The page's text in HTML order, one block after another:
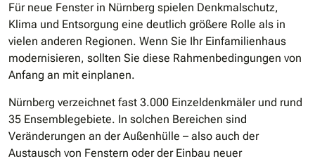
Für neue Fenster in Nürnberg spielen Denkmalschutz,
Klima und Entsorgung eine deutlich größere Rolle als in
vielen anderen Regionen. Wenn Sie Ihr Einfamilienhaus
modernisieren, sollten Sie diese Rahmenbedingungen von
Anfang an mit einplanen.
Nürnberg verzeichnet fast 3.000 Einzeldenkmäler und rund
35 Ensemblegebiete. In solchen Bereichen sind
Veränderungen an der Außenhülle – also auch der
Austausch von Fenstern oder der Einbau neuer